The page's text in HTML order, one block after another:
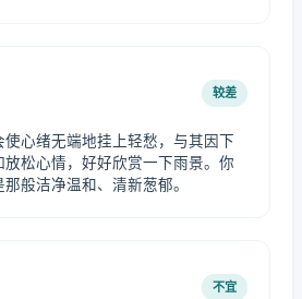
较差
心绪无端地挂上轻愁，与其因下
松心情，好好欣赏一下雨景。你
般洁净温和、清新葱郁。
不宜